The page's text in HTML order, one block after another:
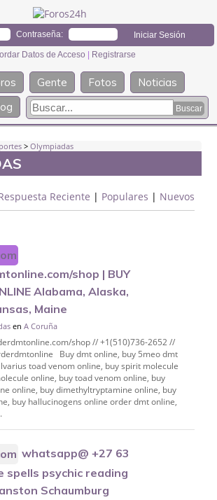
Contraseña:
Datos de Acceso Registrarse
Gente Fotos
Noticias
>Olympiadas
Reciente | Populares | Nuevos
shop | BUY
Alabama, Alaska,
Maine
enA Coruña
shop // +1(510)736-2652 //
Buy dmt online, buy 5meo dmt
toad venom online, buy spirit molecule
online, buy toad venom online, buy
online, buy dimethyltryptamine online, buy
buy hallucinogens online order dmt online,
whatsapp@ +27 63
spells psychic reading
Schaumburg